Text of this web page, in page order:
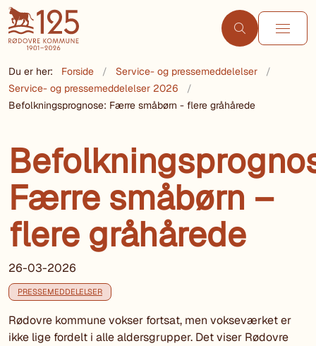
Du er her: Forside
Service- og pressemeddelelser
Service- og pressemeddelelser 2026
Befolkningsprognose: Færre småbørn - flere gråhårede
Færre småbørn –
flere gråhårede
26-03-2026
PRESSEMEDDELELSER
Rødovre kommune vokser fortsat, men vokseværket er
ikke lige fordelt i alle aldersgrupper. Det viser Rødovre